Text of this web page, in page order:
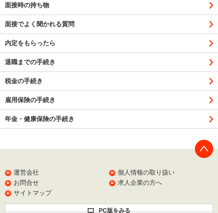
面接時の持ち物
面接でよく聞かれる質問
内定をもらったら
退職までの手続き
税金の手続き
雇用保険の手続き
年金・健康保険の手続き
運営会社
個人情報の取り扱い
お問合せ
求人企業の方へ
サイトマップ
PC版をみる